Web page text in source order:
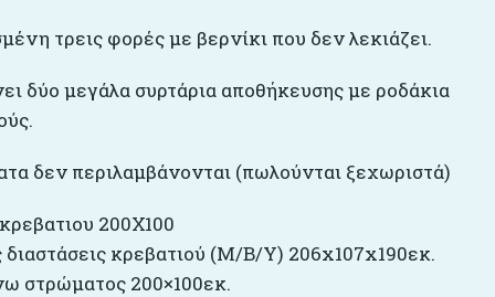
τρεις φορές με βερνίκι που δεν λεκιάζει.
δύο μεγάλα συρτάρια αποθήκευσης με ροδάκια
δεν περιλαμβάνονται (πωλούνται ξεχωριστά)
200Χ100
διαστάσεις κρεβατιού (Μ/Β/Υ) 206x107x190εκ.
στρώματος 200×100εκ.